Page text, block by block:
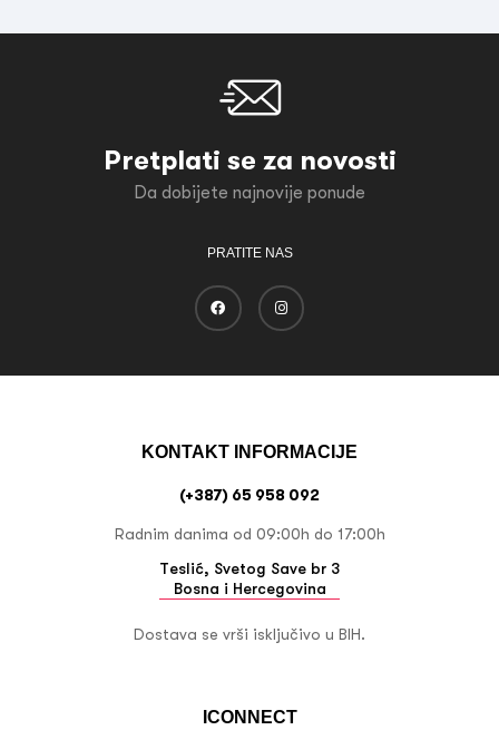
Pretplati se za novosti
Da dobijete najnovije ponude
PRATITE NAS
ICONNECT
KONTAKT INFORMACIJE
(+387) 65 958 092
Radnim danima od 09:00h do 17:00h
Teslić, Svetog Save br 3
Bosna i Hercegovina
Dostava se vrši isključivo u BIH.